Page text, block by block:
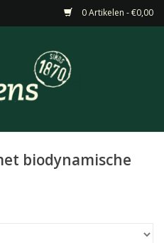
0 Artikelen - €0,00
biodynamische